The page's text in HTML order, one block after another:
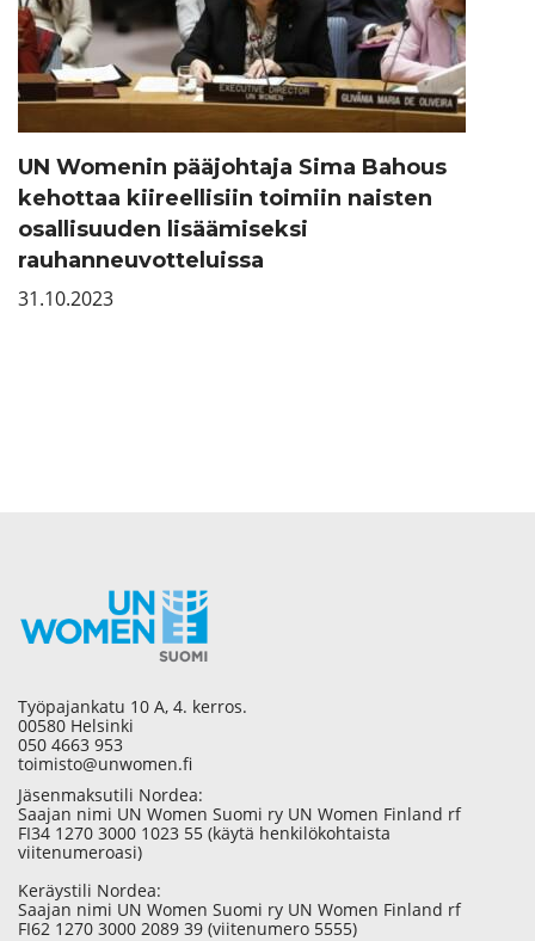
UN Womenin pääjohtaja Sima Bahous
kehottaa kiireellisiin toimiin naisten
osallisuuden lisäämiseksi
rauhanneuvotteluissa
31.10.2023
Työpajankatu 10 A, 4. kerros.
00580 Helsinki
050 4663 953
toimisto@unwomen.fi
Jäsenmaksutili Nordea:
Saajan nimi UN Women Suomi ry UN Women Finland rf
FI34 1270 3000 1023 55 (käytä henkilökohtaista
viitenumeroasi)
Keräystili Nordea:
Saajan nimi UN Women Suomi ry UN Women Finland rf
FI62 1270 3000 2089 39 (viitenumero 5555)